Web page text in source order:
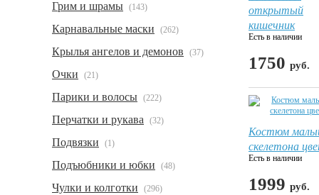
Грим и шрамы (143)
Карнавальные маски (262)
Крылья ангелов и демонов (37)
Очки (21)
Парики и волосы (222)
Перчатки и рукава (32)
Подвязки (1)
Подъюбники и юбки (48)
Чулки и колготки (296)
открытый
кишечник
Есть в наличии
1750 руб.
Костюм
скелетона
Есть в наличии
1999 руб.